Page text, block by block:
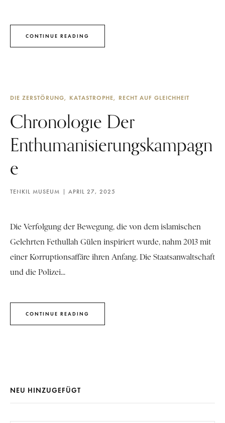
CONTINUE READING
DIE ZERSTÖRUNG KATASTROPHE RECHT AUF GLEICHHEIT
Chronologıe Der
Enthumanisierungskampagn
e
TENKIL MUSEUM APRIL 27, 2025
Die Verfolgung der Bewegung, die von dem islamischen
Gelehrten Fethullah Gülen inspiriert wurde, nahm 2013 mit
einer Korruptionsaffäre ihren Anfang. Die Staatsanwaltschaft
und die Polizei...
CONTINUE READING
NEU HINZUGEFÜGT